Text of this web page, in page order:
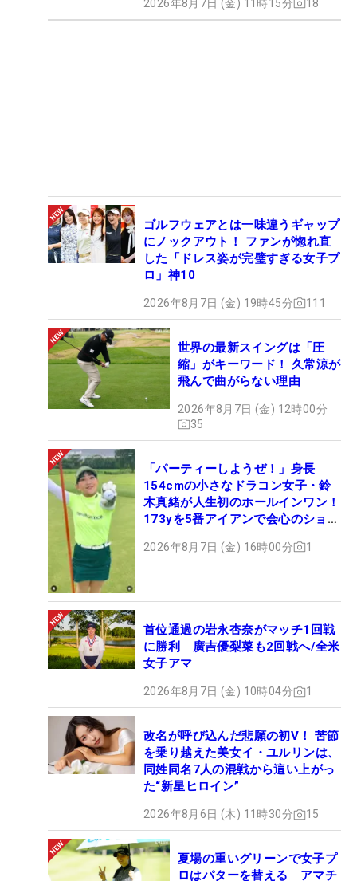
2026年8月7日 (金) 11時15分 18
ゴルフウェアとは一味違うギャップ
にノックアウト！ ファンが惚れ直
した「ドレス姿が完璧すぎる女子プ
ロ」神10
2026年8月7日 (金) 19時45分 111
世界の最新スイングは「圧
縮」がキーワード！ 久常涼が
飛んで曲がらない理由
2026年8月7日 (金) 12時00分
35
「パーティーしようぜ！」身長
154cmの小さなドラコン女子・鈴
木真緒が人生初のホールインワン！
173yを5番アイアンで会心のショッ
2026年8月7日 (金) 16時00分 1
首位通過の岩永杏奈がマッチ1回戦
に勝利 廣吉優梨菜も2回戦へ/全米
女子アマ
2026年8月7日 (金) 10時04分 1
改名が呼び込んだ悲願の初V！ 苦節
を乗り越えた美女イ・ユルリンは、
同姓同名7人の混戦から這い上がっ
た“新星ヒロイン”
2026年8月6日 (木) 11時30分 15
夏場の重いグリーンで女子プ
ロはパターを替える アマチ